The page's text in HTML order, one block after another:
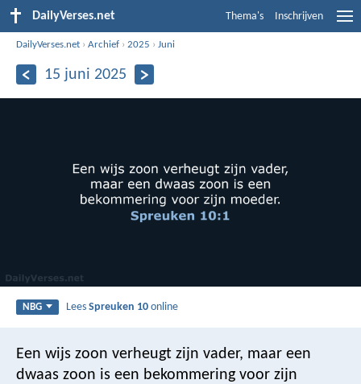
DailyVerses.net Thema's Inschrijven
DailyVerses.net ›Archief ›2025 ›Juni
15 juni 2025
NBG LeesSpreuken 10 online
Een wijs zoon verheugt zijn vader, maar een
dwaas zoon is een bekommering voor zijn